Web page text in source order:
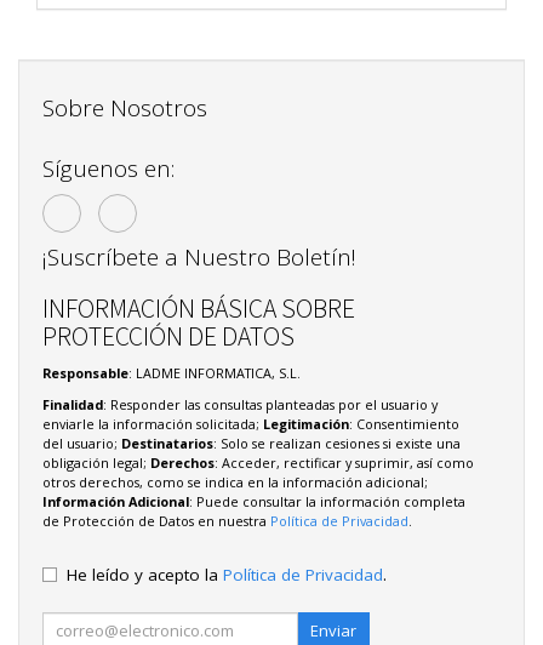
Sobre Nosotros
Síguenos en:
¡Suscríbete a Nuestro Boletín!
INFORMACIÓN BÁSICA SOBRE
PROTECCIÓN DE DATOS
Responsable: LADME INFORMATICA, S.L.
Finalidad: Responder las consultas planteadas por el usuario y
enviarle la información solicitada; Legitimación: Consentimiento
del usuario; Destinatarios: Solo se realizan cesiones si existe una
obligación legal; Derechos: Acceder, rectificar y suprimir, así como
otros derechos, como se indica en la información adicional;
Información Adicional: Puede consultar la información completa
de Protección de Datos en nuestra Política de Privacidad.
He leído y acepto la Política de Privacidad.
Enviar